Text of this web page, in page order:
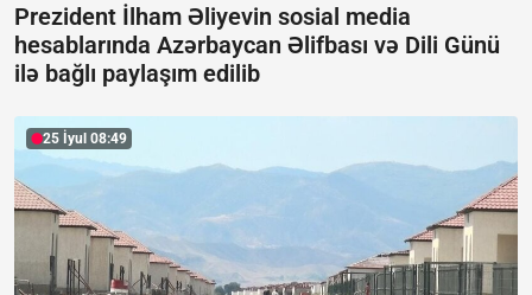
Prezident İlham Əliyevin sosial media
hesablarında Azərbaycan Əlifbası və Dili Günü
ilə bağlı paylaşım edilib
25 İyul 08:49